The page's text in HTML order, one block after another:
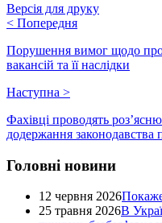
Версія для друку
< Попередня
Порушення вимог щодо
вакансій та її наслідки
Наступна >
Фахівці проводять
додержання
Головні новини
12 червня 2026
25 травня 2026В